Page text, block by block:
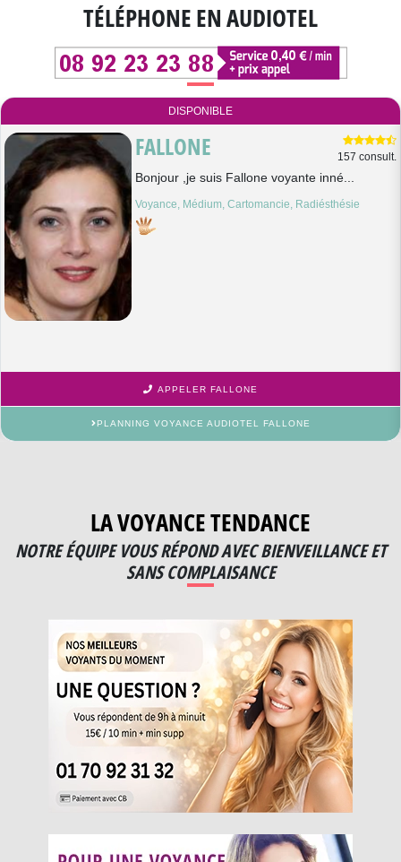
TÉLÉPHONE EN AUDIOTEL
DISPONIBLE
FALLONE 157 consult.
Bonjour ,je suis Fallone voyante inné...
Voyance, Médium, Cartomancie, Radiésthésie
APPELER FALLONE
PLANNING VOYANCE AUDIOTEL FALLONE
LA VOYANCE TENDANCE
NOTRE ÉQUIPE VOUS RÉPOND AVEC BIENVEILLANCE ET
SANS COMPLAISANCE